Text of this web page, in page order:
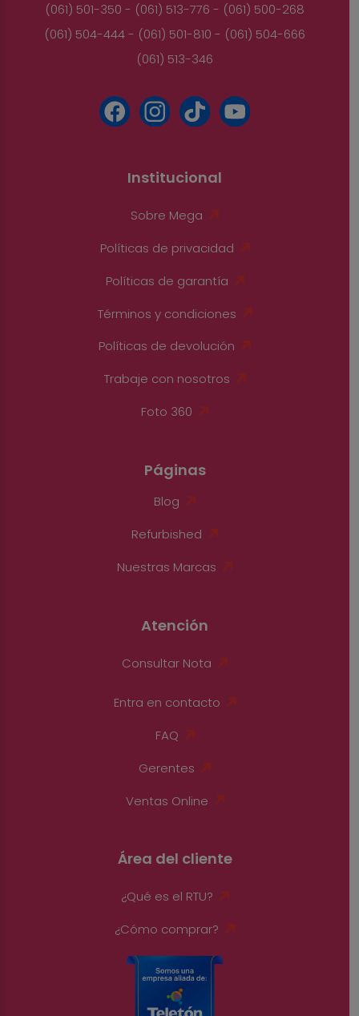
(061) 501-350 - (061) 513-776 - (061) 500-268
(061) 504-444 - (061) 501-810 - (061) 504-666
(061) 513-346
Institucional
Sobre Mega
Políticas de privacidad
Políticas de garantía
Términos y condiciones
Políticas de devolución
Trabaje con nosotros
Foto 360
Páginas
Blog
Refurbished
Nuestras Marcas
Atención
Consultar Nota
Entra en contacto
FAQ
Gerentes
Ventas Online
Área del cliente
¿Qué es el RTU?
¿Cómo comprar?